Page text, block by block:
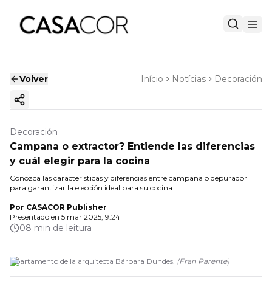
Volver Início Notícias Decoración
Copiar enlace
Decoración
Campana o extractor? Entiende las diferencias
y cuál elegir para la cocina
Conozca las características y diferencias entre campana o depurador
para garantizar la elección ideal para su cocina
Por CASACOR Publisher
Presentado en 5 mar 2025, 9:24
08 min de leitura
Apartamento de la arquitecta Bárbara Dundes. (Fran Parente)